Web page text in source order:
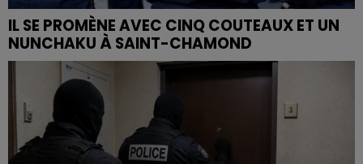
IL SE PROMÈNE AVEC CINQ COUTEAUX ET UN
NUNCHAKU À SAINT-CHAMOND